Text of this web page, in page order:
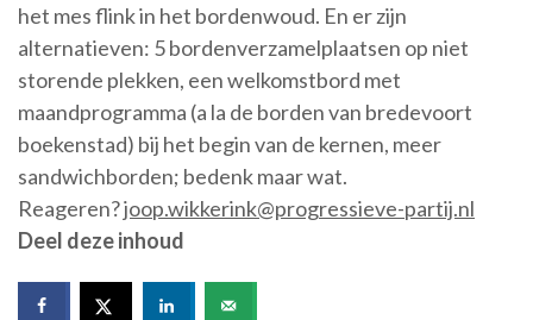
het mes flink in het bordenwoud. En er zijn
alternatieven: 5 bordenverzamelplaatsen op niet
storende plekken, een welkomstbord met
maandprogramma (a la de borden van bredevoort
boekenstad) bij het begin van de kernen, meer
sandwichborden; bedenk maar wat.
Reageren?joop.wikkerink@progressieve-partij.nl
Deel deze inhoud